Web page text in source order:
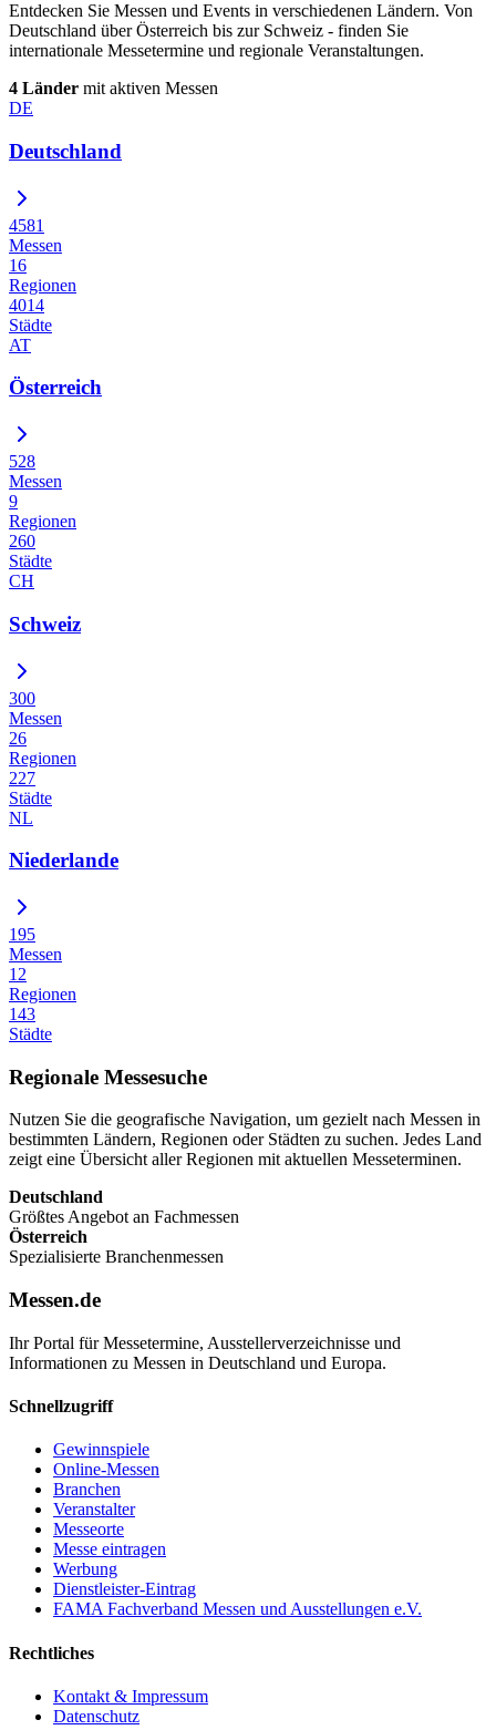
Entdecken Sie Messen und Events in verschiedenen Ländern. Von
Deutschland über Österreich bis zur Schweiz - finden Sie
internationale Messetermine und regionale Veranstaltungen.
4 Länder mit aktiven Messen
DE
Deutschland
4581
Messen
16
Regionen
4014
Städte
AT
Österreich
528
Messen
9
Regionen
260
Städte
CH
Schweiz
300
Messen
26
Regionen
227
Städte
NL
Niederlande
195
Messen
12
Regionen
143
Städte
Regionale Messesuche
Nutzen Sie die geografische Navigation, um gezielt nach Messen in
bestimmten Ländern, Regionen oder Städten zu suchen. Jedes Land
zeigt eine Übersicht aller Regionen mit aktuellen Messeterminen.
Deutschland
Größtes Angebot an Fachmessen
Österreich
Spezialisierte Branchenmessen
Messen.de
Ihr Portal für Messetermine, Ausstellerverzeichnisse und
Informationen zu Messen in Deutschland und Europa.
Schnellzugriff
Gewinnspiele
Online-Messen
Branchen
Veranstalter
Messeorte
Messe eintragen
Werbung
Dienstleister-Eintrag
FAMA Fachverband Messen und Ausstellungen e.V.
Rechtliches
Kontakt & Impressum
Datenschutz